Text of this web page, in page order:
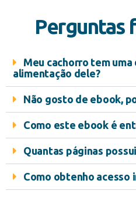
Perguntas
Meu cachorro tem uma
alimentação dele?
Não gosto de ebook,
Como este ebook é
Quantas páginas
Como obtenho acesso